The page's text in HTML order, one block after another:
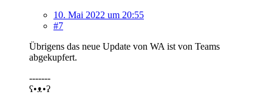
10. Mai 2022 um 20:55
#7
Übrigens das neue Update von WA ist von Teams
abgekupfert.
-------
ʕ•ᴥ•ʔ